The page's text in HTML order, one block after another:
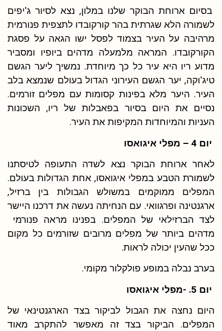
בסיום ארוחת הבוקר שלנו במלון, נצא לסיור ג'יפים
לשמורה הלא שגרתית בהר קורקובדו לתצפית פנורמית
מרהיבה על העיר בצמוד לפסל ישו הגאה על פסגת
הקורקובדו. המראה מלמעלה מדהים ביופיו ומסביר
מדוע ריו היא עיר כל כך מיוחדת. נמשיך ליער הגשם
טיג'וקה, יער הגשם העירוני הגדול בעולם שנמצא בלב
העיר. היער מלא בפינות קסומות עם מפלים זורמים.
נסיים את היום בסיור בפאבלות של ריו, השכונות
העניות והמיוחדות המקיפות את העיר.
יום 4 – מפלי איגואסו
לאחר ארוחת הבוקר נצא לשדה התעופה לטיסתנו
לשמורת הטבע במפלי איגואסו, אחת הגדולות בעולם.
המפלים ממוקמים במשולש הגבולות בין ברזיל,
ארגנטינה ופרגוואי. עם הנחיתה נעשה את דרכנו היישר
לצד הברזילאי של המפלים. בפנינו מראה פנורמי
מדהים ביותר של מפלים מרובים שזורמים כל מקום
ככל שהעין יכולה לראות.
בערב נבלה במופע פולקלור מקומי.
יום 5. -מפלי איגואסו
היום נחצה את הגבול לביקור בצד הארגנטינאי של
המפלים. הביקור בצד זה מאפשר להתקרב מאוד